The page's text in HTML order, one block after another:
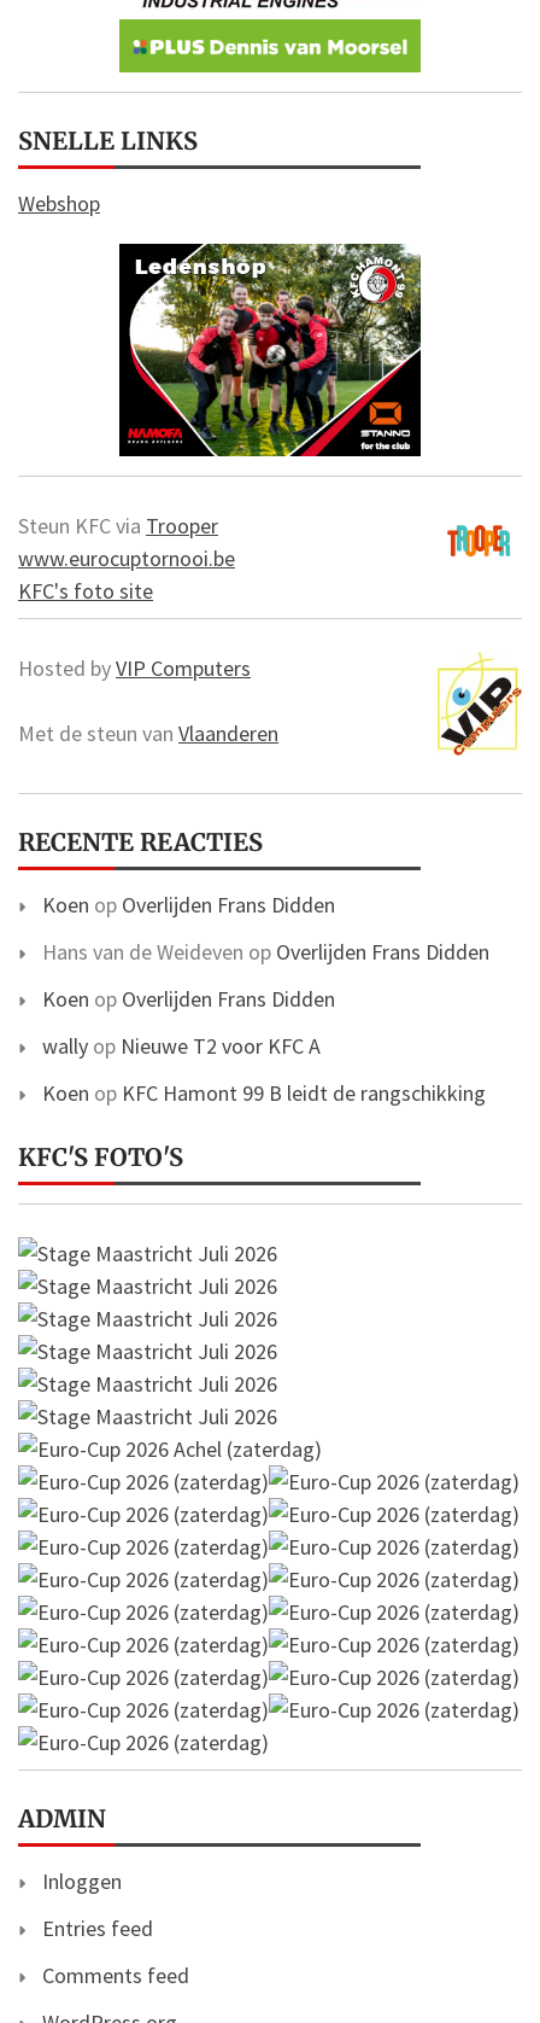
SNELLE LINKS
Webshop
Steun KFC via Trooper
www.eurocuptornooi.be
KFC's foto site
Hosted byVIP Computers
Met de steun van Vlaanderen
RECENTE REACTIES
Koen op Overlijden Frans Didden
Hans van de Weideven op Overlijden Frans Didden
Koen op Overlijden Frans Didden
wally op Nieuwe T2 voor KFC A
Koen op KFC Hamont 99 B leidt de rangschikking
KFC'S FOTO'S
ADMIN
Inloggen
Entries feed
Comments feed